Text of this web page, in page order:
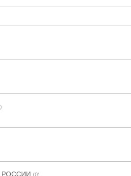
РОССИИ (0)